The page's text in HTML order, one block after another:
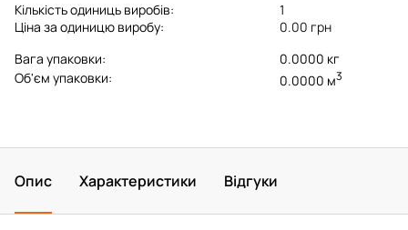
Кількість одиниць виробів:
1
Ціна за одиницю виробу:
0.00 грн
Вага упаковки:
0.0000 кг
Об'єм упаковки:
0.0000 м3
Опис Характеристики Відгуки